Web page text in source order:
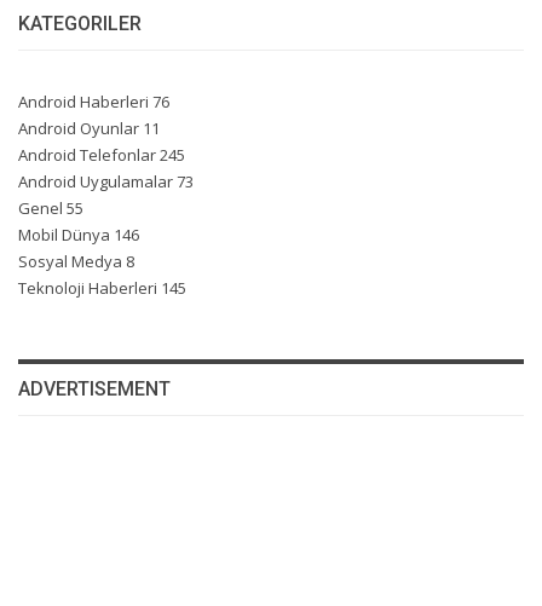
KATEGORILER
Android Haberleri 76
Android Oyunlar 11
Android Telefonlar245
Android Uygulamalar73
Genel 55
Mobil Dünya 146
Sosyal Medya 8
Teknoloji Haberleri 145
ADVERTISEMENT